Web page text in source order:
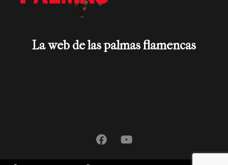
La web de las palmas flamencas